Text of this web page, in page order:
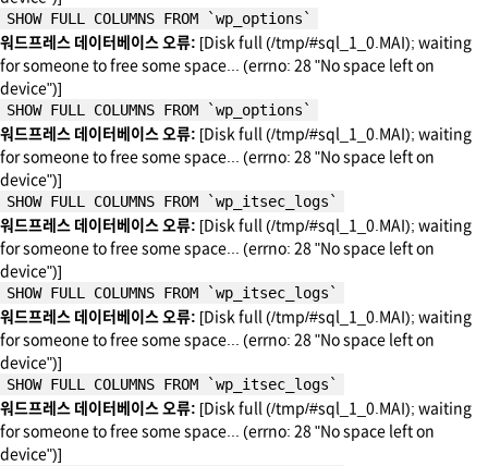
SHOW FULL COLUMNS FROM `wp_options`
워드프레스 데이터베이스 오류: [Disk full (/tmp/#sql_1_0.MAI); waiting
for someone to free some space... (errno: 28 "No space left on
device")]
SHOW FULL COLUMNS FROM `wp_options`
워드프레스 데이터베이스 오류: [Disk full (/tmp/#sql_1_0.MAI); waiting
for someone to free some space... (errno: 28 "No space left on
device")]
SHOW FULL COLUMNS FROM `wp_itsec_logs`
워드프레스 데이터베이스 오류: [Disk full (/tmp/#sql_1_0.MAI); waiting
for someone to free some space... (errno: 28 "No space left on
device")]
SHOW FULL COLUMNS FROM `wp_itsec_logs`
워드프레스 데이터베이스 오류: [Disk full (/tmp/#sql_1_0.MAI); waiting
for someone to free some space... (errno: 28 "No space left on
device")]
SHOW FULL COLUMNS FROM `wp_itsec_logs`
워드프레스 데이터베이스 오류: [Disk full (/tmp/#sql_1_0.MAI); waiting
for someone to free some space... (errno: 28 "No space left on
device")]